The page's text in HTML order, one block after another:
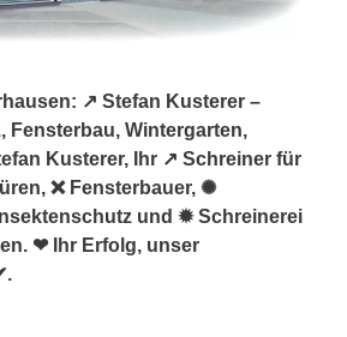
↗️ Stefan Kusterer –
Wintergarten,
Kusterer, Ihr ↗️ Schreiner für
❌ Fensterbauer, ✺
und ✹ Schreinerei
❤ Ihr Erfolg, unser